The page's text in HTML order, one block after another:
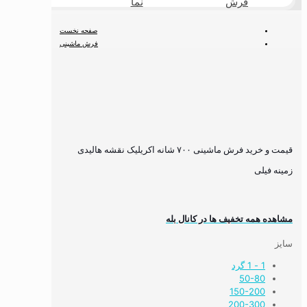
صفحه نخست
فرش ماشینی
قیمت و خرید فرش ماشینی ۷۰۰ شانه اکریلیک نقشه هالیدی
زمینه فیلی
مشاهده همه تخفیف ها در کانال بله
سایز
1 - 1 گرد
50-80
150-200
200-300